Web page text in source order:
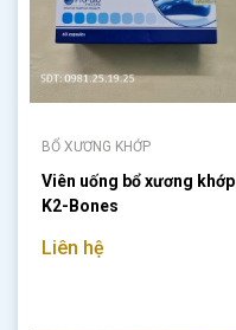
BỔ XƯƠNG KHỚP
Viên uống bổ xương khớp
K2-Bones
Liên hệ